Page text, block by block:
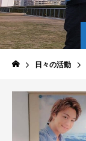
日々の活動